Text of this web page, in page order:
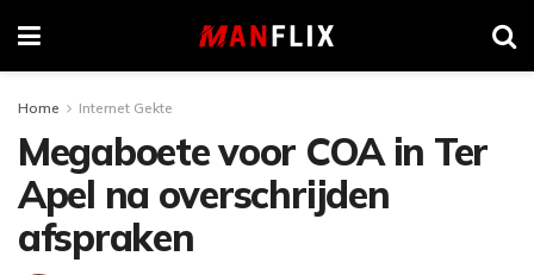
Home Internet Gekte
Megaboete voor COA in Ter
Apel na overschrijden
afspraken